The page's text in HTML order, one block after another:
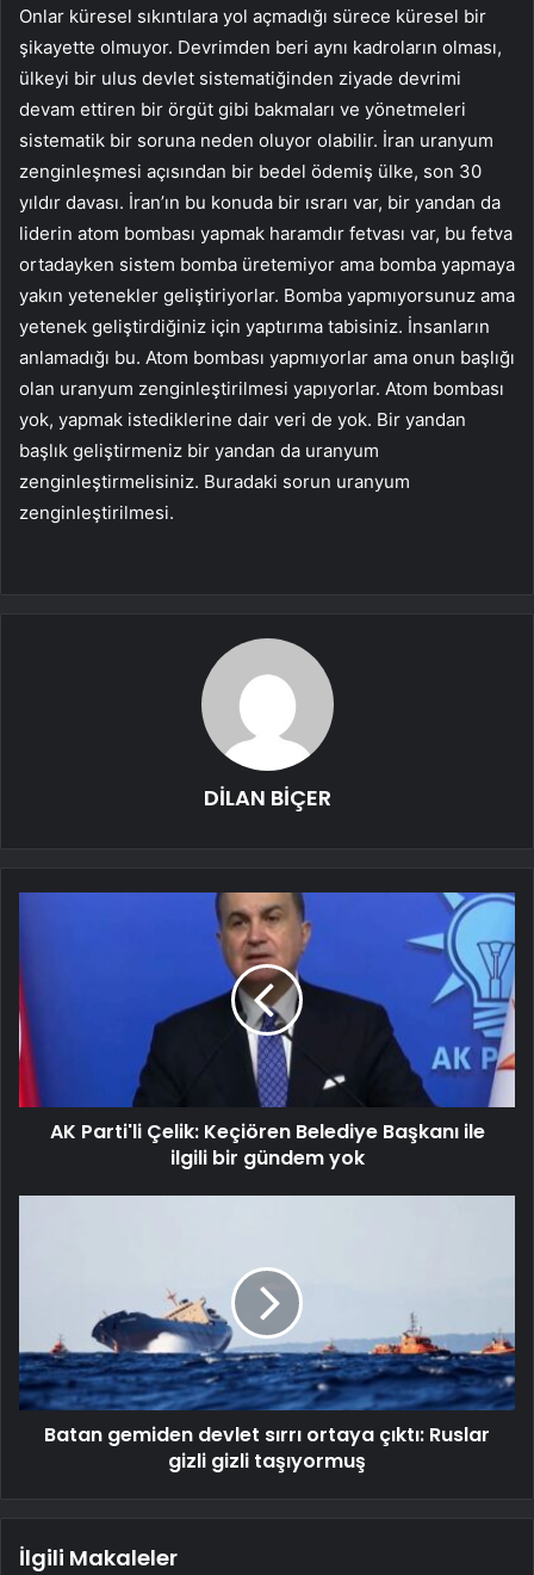
Onlar küresel sıkıntılara yol açmadığı sürece küresel bir
şikayette olmuyor. Devrimden beri aynı kadroların olması,
ülkeyi bir ulus devlet sistematiğinden ziyade devrimi
devam ettiren bir örgüt gibi bakmaları ve yönetmeleri
sistematik bir soruna neden oluyor olabilir. İran uranyum
zenginleşmesi açısından bir bedel ödemiş ülke, son 30
yıldır davası. İran’ın bu konuda bir ısrarı var, bir yandan da
liderin atom bombası yapmak haramdır fetvası var, bu fetva
ortadayken sistem bomba üretemiyor ama bomba yapmaya
yakın yetenekler geliştiriyorlar. Bomba yapmıyorsunuz ama
yetenek geliştirdiğiniz için yaptırıma tabisiniz. İnsanların
anlamadığı bu. Atom bombası yapmıyorlar ama onun başlığı
olan uranyum zenginleştirilmesi yapıyorlar. Atom bombası
yok, yapmak istediklerine dair veri de yok. Bir yandan
başlık geliştirmeniz bir yandan da uranyum
zenginleştirmelisiniz. Buradaki sorun uranyum
zenginleştirilmesi.
DİLAN BİÇER
AK Parti'li Çelik: Keçiören Belediye Başkanı ile
ilgili bir gündem yok
Batan gemiden devlet sırrı ortaya çıktı: Ruslar
gizli gizli taşıyormuş
İlgili Makaleler